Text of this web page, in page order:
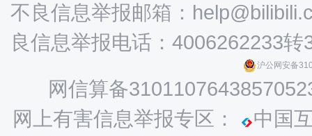
不良信息举报邮箱：
良信息举报电话：4006262233转
沪公网安备
网信算备
网上有害信息举报专区：
中国